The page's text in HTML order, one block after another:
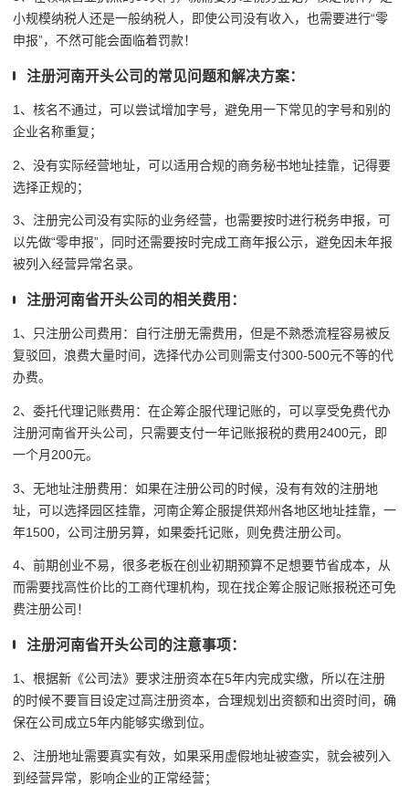
小规模纳税人还是一般纳税人，即使公司没有收入，也需要进行“零
申报”，不然可能会面临着罚款！
注册河南开头公司的常见问题和解决方案：
1、核名不通过，可以尝试增加字号，避免用一下常见的字号和别的
企业名称重复；
2、没有实际经营地址，可以适用合规的商务秘书地址挂靠，记得要
选择正规的；
3、注册完公司没有实际的业务经营，也需要按时进行税务申报，可
以先做“零申报”，同时还需要按时完成工商年报公示，避免因未年报
被列入经营异常名录。
注册河南省开头公司的相关费用：
1、只注册公司费用：自行注册无需费用，但是不熟悉流程容易被反
复驳回，浪费大量时间，选择代办公司则需支付300-500元不等的代
办费。
2、委托代理记账费用：在企筹企服代理记账的，可以享受免费代办
注册河南省开头公司，只需要支付一年记账报税的费用2400元，即
一个月200元。
3、无地址注册费用：如果在注册公司的时候，没有有效的注册地
址，可以选择园区挂靠，河南企筹企服提供郑州各地区地址挂靠，一
年1500，公司注册另算，如果委托记账，则免费注册公司。
4、前期创业不易，很多老板在创业初期预算不足想要节省成本，从
而需要找高性价比的工商代理机构，现在找企筹企服记账报税还可免
费注册公司！
注册河南省开头公司的注意事项：
1、根据新 《公司法》要求注册资本在5年内完成实缴，所以在注册
的时候不要盲目设定过高注册资本， 合理规划出资额和出资时间，确
保在公司成立5年内能够实缴到位。
2、注册地址需要真实有效，如果采用虚假地址被查实，就会被列入
到经营异常，影响企业的正常经营；